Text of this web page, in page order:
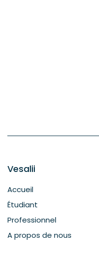
Vesalii
Accueil
Étudiant
Professionnel
A propos de nous